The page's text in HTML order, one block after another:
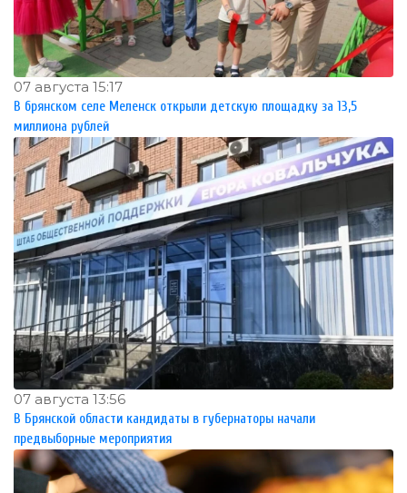
07 августа 15:17
В брянском селе Меленск открыли детскую площадку за 13,5
миллиона рублей
07 августа 13:56
В Брянской области кандидаты в губернаторы начали
предвыборные мероприятия